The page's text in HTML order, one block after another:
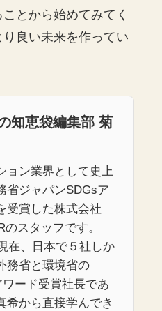
とから始めてみてく
良い未来を作ってい
知恵袋編集部 菊
ョン業界として史上
省ジャパンSDGsア
受賞した株式会社
のスタッフです。
在、日本で５社しか
務省と環境省の
ワード受賞社長であ
希から直接学んでき